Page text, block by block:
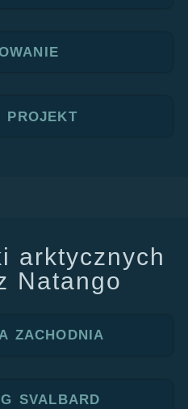
PROJEKT
arktycznych
Natango
ZACHODNIA
SVALBARD